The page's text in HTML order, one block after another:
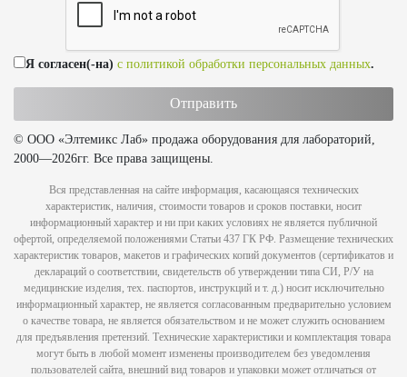
Я согласен(-на) с политикой обработки персональных данных.
© ООО «Элтемикс Лаб» продажа оборудования для лабораторий,
2000—2026гг. Все права защищены.
Вся представленная на сайте информация, касающаяся технических
характеристик, наличия, стоимости товаров и сроков поставки, носит
информационный характер и ни при каких условиях не является публичной
офертой, определяемой положениями Статьи 437 ГК РФ. Размещение технических
характеристик товаров, макетов и графических копий документов (сертификатов и
деклараций о соответствии, свидетельств об утверждении типа СИ, Р/У на
медицинские изделия, тех. паспортов, инструкций и т. д.) носит исключительно
информационный характер, не является согласованным предварительно условием
о качестве товара, не является обязательством и не может служить основанием
для предъявления претензий. Технические характеристики и комплектация товара
могут быть в любой момент изменены производителем без уведомления
пользователей сайта, внешний вид товаров и упаковки может отличаться от